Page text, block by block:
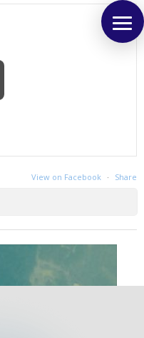
View on Facebook · Share